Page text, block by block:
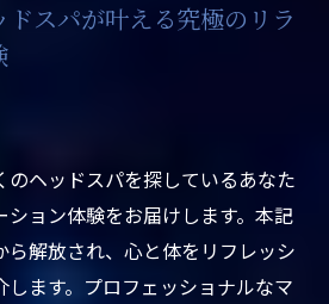
スパが叶える究極のリラ
のヘッドスパを探しているあなた
ション体験をお届けします。本記
ら解放され、心と体をリフレッシ
します。プロフェッショナルなマ